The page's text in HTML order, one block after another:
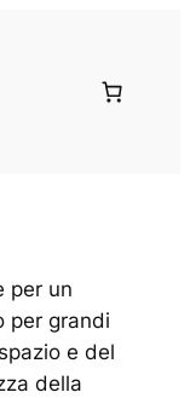
per un
per grandi
e del
della